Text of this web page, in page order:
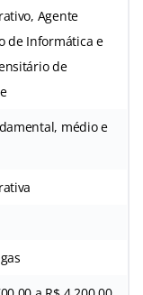
Agente
de Informática e
de
médio e